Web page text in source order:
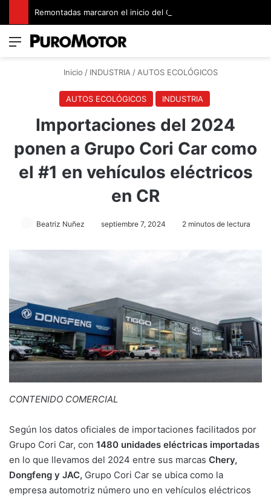
Menú
Inicio / INDUSTRIA/AUTOS ECOLÓGICOS
AUTOS ECOLÓGICOS INDUSTRIA
Importaciones del 2024
ponen a Grupo Cori Car como
el #1 en vehículos eléctricos
en CR
Beatriz Nuñez septiembre 7, 2024 2 minutos de lectura
CONTENIDO COMERCIAL
Según los datos oficiales de importaciones facilitados por
Grupo Cori Car, con 1480 unidades eléctricas importadas
en lo que llevamos del 2024 entre sus marcas Chery,
Dongfeng y JAC, Grupo Cori Car se ubica como la
empresa automotriz número uno en vehículos eléctricos